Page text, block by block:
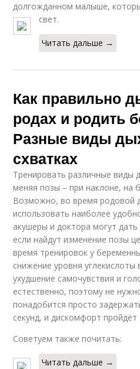
долгожданном малыше,
свет.
Читать дальше →
Как правильно
родах и родить
Разные виды
схватках
Тренировать различные виды
меняя позы – при наклоне, на
Возможно, во время родовой
использовать наиболее
акушеры и доктора могут
если найдут изменение позы
время тренировок у
снижение уровня
ухудшение самочувствия и
естественно, поэтому не
понадобится просто
секунд, и дискомфорт
Советуем также почитать:
Читать дальше →